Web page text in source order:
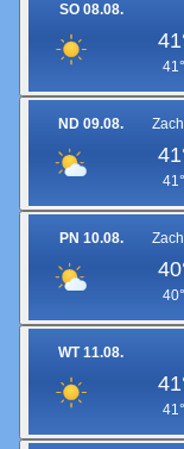
SO 08.08.
ND 09.08.
PN 10.08.
WT 11.08.